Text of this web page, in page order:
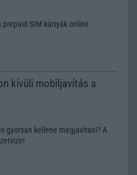
SIM kártyák online
kívüli mobiljavítás a
gyorsan kellene megjavítani? A